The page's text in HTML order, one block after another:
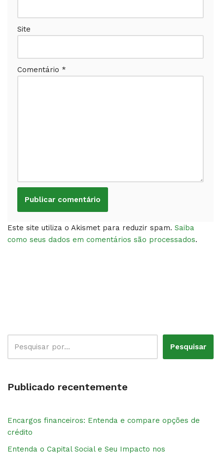
Site
Comentário *
Este site utiliza o Akismet para reduzir spam. Saiba
como seus dados em comentários são processados.
Pesquisar
Publicado recentemente
Encargos financeiros: Entenda e compare opções de
crédito
Entenda o Capital Social e Seu Impacto nos